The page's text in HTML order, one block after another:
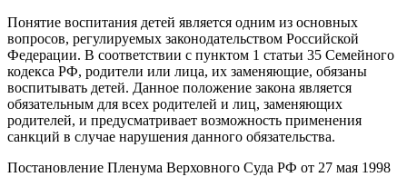
Понятие воспитания детей является одним из основных
вопросов, регулируемых законодательством Российской
Федерации. В соответствии с пунктом 1 статьи 35 Семейного
кодекса РФ, родители или лица, их заменяющие, обязаны
воспитывать детей. Данное положение закона является
обязательным для всех родителей и лиц, заменяющих
родителей, и предусматривает возможность применения
санкций в случае нарушения данного обязательства.
Постановление Пленума Верховного Суда РФ от 27 мая 1998